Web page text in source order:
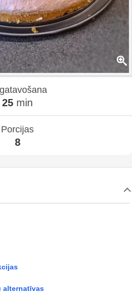
25 min
Porcijas
8
alternatīvas